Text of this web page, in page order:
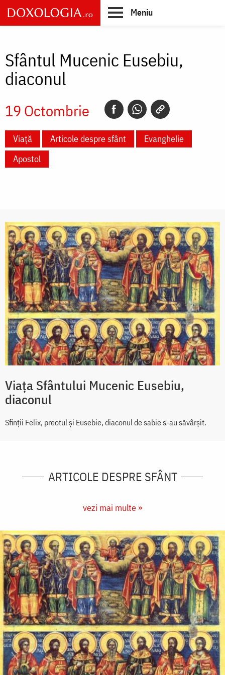
Skip
to
main
Meniu
Sfântul Mucenic Eusebiu,
diaconul
19 Octombrie
Viață Articole despre sfânt
Evanghelie
Apostol
Viața Sfântului Mucenic Eusebiu,
diaconul
Sfinţii Felix, preotul şi Eusebie, diaconul de sabie s-au săvârşit.
ARTICOLE DESPRE SFÂNT
vezi mai multe »